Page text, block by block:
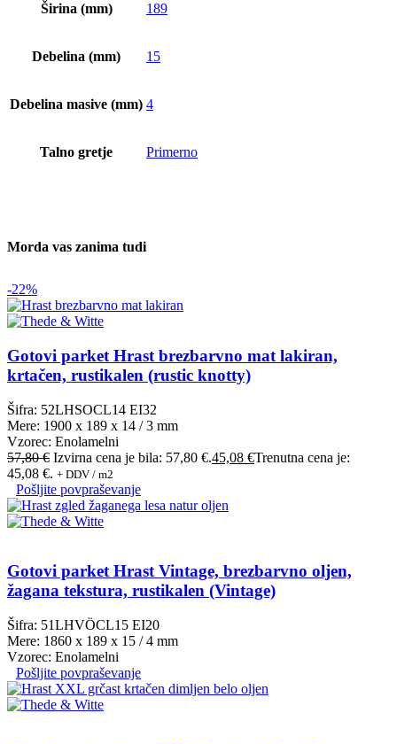
Širina (mm) 189
Debelina (mm) 15
Debelina masive (mm) 4
Talno gretje Primerno
Morda vas zanima tudi
-22%
Gotovi parket Hrast brezbarvno mat lakiran,
krtačen, rustikalen (rustic knotty)
Šifra: 52LHSOCL14 EI32
Mere: 1900 x 189 x 14 / 3 mm
Vzorec: Enolamelni
57,80€ Izvirna cena je bila: 57,80 €.45,08 €Trenutna cena je:
45,08 €. + DDV / m2
Pošljite povpraševanje
Gotovi parket Hrast Vintage, brezbarvno oljen,
žagana tekstura, rustikalen (Vintage)
Šifra: 51LHVÖCL15 EI20
Mere: 1860 x 189 x 15 / 4 mm
Vzorec: Enolamelni
Pošljite povpraševanje